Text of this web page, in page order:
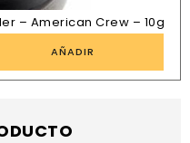
– American Crew – 10g
AÑADIR